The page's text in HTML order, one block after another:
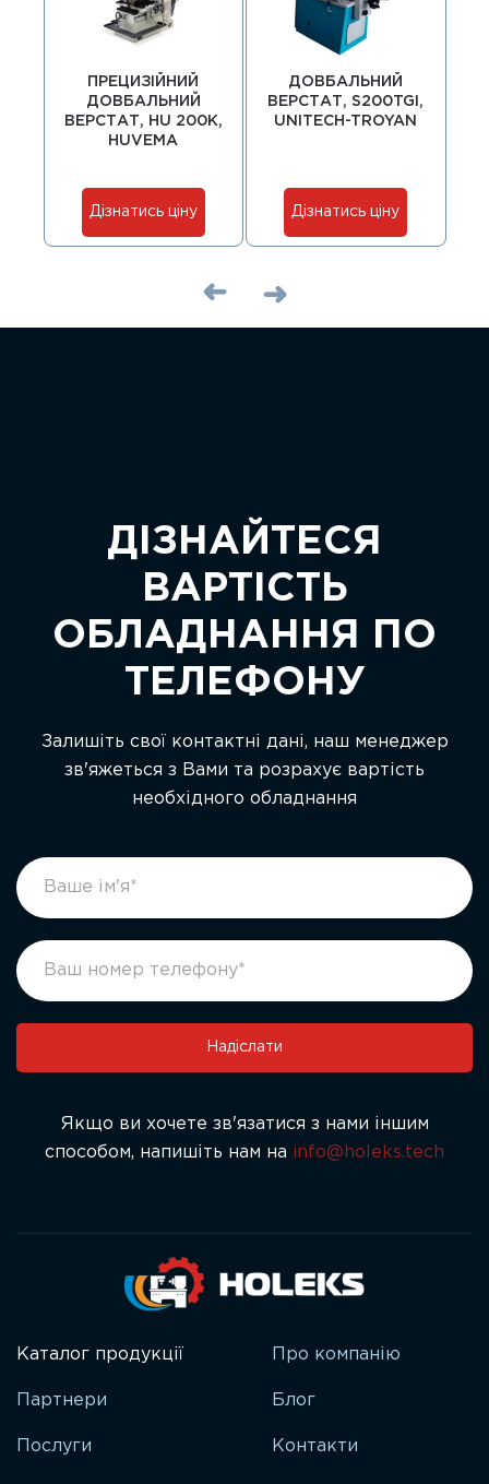
ПРЕЦИЗІЙНИЙ
ДОВБАЛЬНИЙ
ВЕРСТАТ, HU 200K,
HUVEMA
Дізнатись ціну
ДОВБАЛЬНИЙ
ВЕРСТАТ, S200TGI,
UNITECH-TROYAN
Дізнатись ціну
ДІЗНАЙТЕСЯ
ВАРТІСТЬ
ОБЛАДНАННЯ ПО
ТЕЛЕФОНУ
Залишіть свої контактні дані, наш менеджер
зв'яжеться з Вами та розрахує вартість
необхідного обладнання
footer
form
If
you
human,
leave
blank.
Надіслати
Якщо ви хочете зв'язатися з нами іншим
способом, напишіть нам на info@holeks.tech
Каталог продукції
Партнери
Послуги
Про компанію
Блог
Контакти